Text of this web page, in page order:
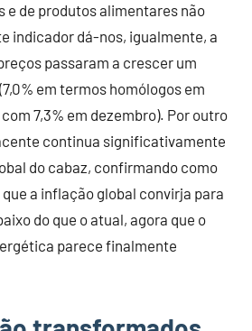
e de produtos alimentares não
indicador dá-nos, igualmente, a
passaram a crescer um
em termos homólogos em
7,3% em dezembro). Por outro
continua significativamente
do cabaz, confirmando como
a inflação global convirja para
do que o atual, agora que o
parece finalmente